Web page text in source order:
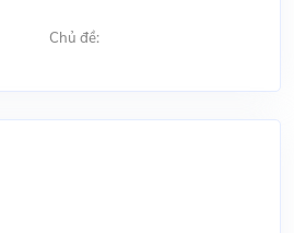
Chủ đề: